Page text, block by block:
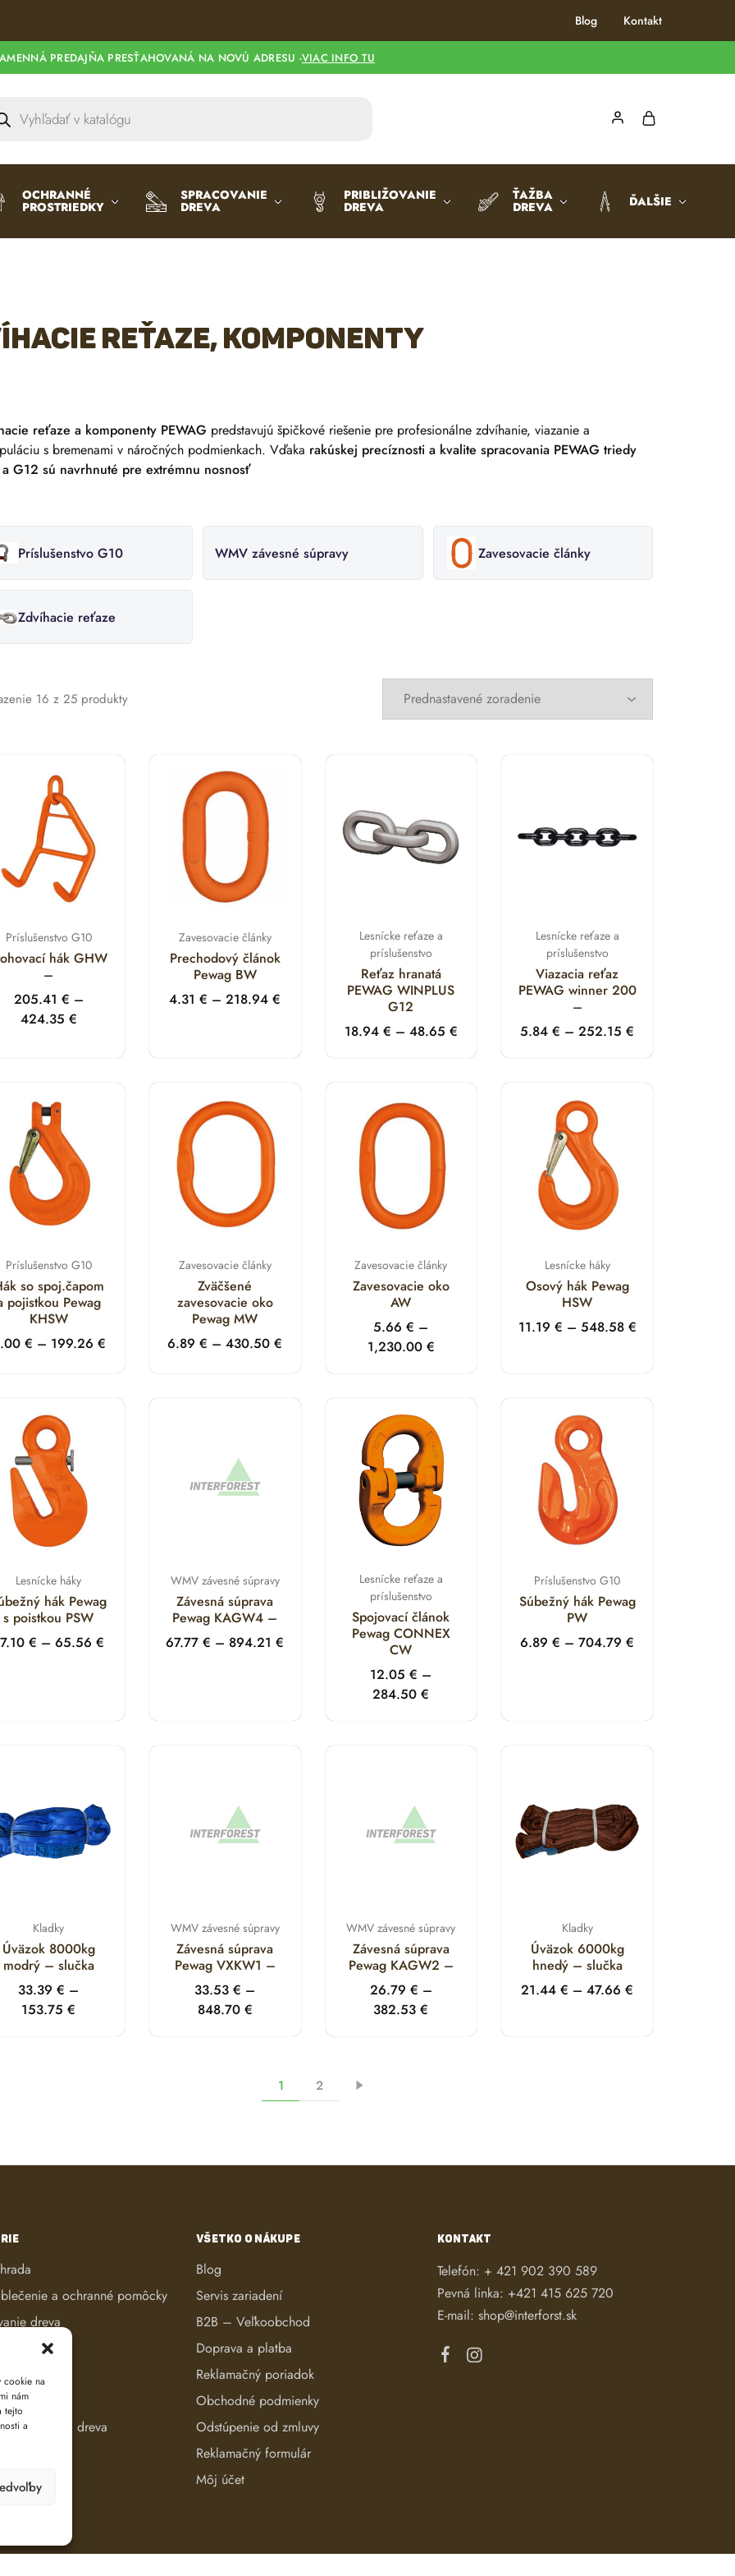
cookie na
nám
tejto
a
Blog Kontakt
PREDAJŇA PRESŤAHOVANÁ NA NOVÚ ADRESU -VIAC INFO TU
OCHRANNÉ
PROSTRIEDKY
SPRACOVANIE
DREVA
PRIBLIŽOVANIE
DREVA
ŤAŽBA
DREVA ĎALŠIE
reťaze, komponenty
reťaze a komponenty PEWAG predstavujú špičkové riešenie pre profesionálne zdvíhanie, viazanie a
s bremenami v náročných podmienkach. Vďaka rakúskej precíznosti a kvalite spracovania PEWAG triedy
G12 sú navrhnuté pre extrémnu nosnosť
Príslušenstvo G10 WMV závesné súpravy Zavesovacie články
Zdvíhacie reťaze
16 z 25 produkty
Príslušenstvo G10
hák GHW
–
205.41 € –
424.35 €
Zavesovacie články
Prechodový článok
Pewag BW
4.31€ – 218.94€
Lesnícke reťaze a
príslušenstvo
Reťaz hranatá
PEWAG WINPLUS
G12
18.94 € – 48.65 €
Lesnícke reťaze a
príslušenstvo
Viazacia reťaz
PEWAG winner 200
–
5.84€ – 252.15€
Príslušenstvo G10
so spoj.čapom
pojistkou Pewag
KHSW
€ – 199.26 €
Zavesovacie články
Zväčšené
zavesovacie oko
Pewag MW
6.89€ – 430.50€
Zavesovacie články
Zavesovacie oko
AW
5.66€ –
1,230.00 €
Lesnícke háky
Osový hák Pewag
HSW
11.19 € – 548.58 €
Lesnícke háky
hák Pewag
s poistkou PSW
€ – 65.56 €
WMV závesné súpravy
Závesná súprava
Pewag KAGW4 –
67.77€ – 894.21€
Lesnícke reťaze a
príslušenstvo
Spojovací článok
Pewag CONNEX
CW
12.05€ –
284.50€
Príslušenstvo G10
Súbežný hák Pewag
PW
6.89€ – 704.79€
Kladky
Úväzok 8000kg
modrý – slučka
33.39€ –
153.75€
WMV závesné súpravy
Závesná súprava
Pewag VXKW1 –
33.53€ –
848.70 €
WMV závesné súpravy
Závesná súprava
Pewag KAGW2 –
26.79 € –
382.53€
Kladky
Úväzok 6000kg
hnedý – slučka
21.44€ – 47.66€
1 2
a ochranné pomôcky
dreva
kosačky
dreva
a evidencia dreva
VŠETKO O NÁKUPE
Blog
Servis zariadení
B2B – Veľkoobchod
Doprava a platba
Reklamačný poriadok
Obchodné podmienky
Odstúpenie od zmluvy
Reklamačný formulár
Môj účet
KONTAKT
Telefón: + 421 902 390 589
Pevná linka: +421 415 625 720
E-mail: shop@interforst.sk